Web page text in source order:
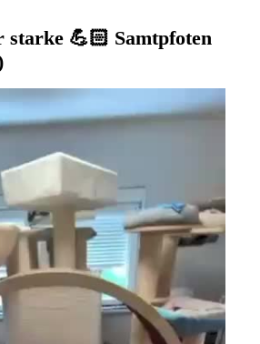
💪🏻 Samtpfoten